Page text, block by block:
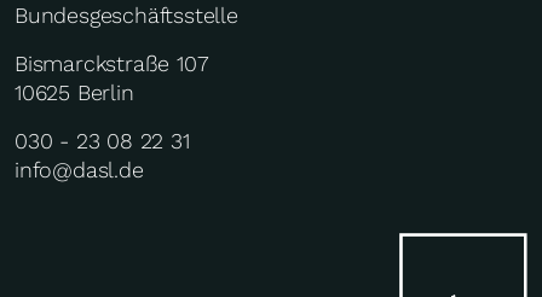
Bundesgeschäftsstelle
Bismarckstraße 107
10625 Berlin
030 - 23 08 22 31
info@dasl.de